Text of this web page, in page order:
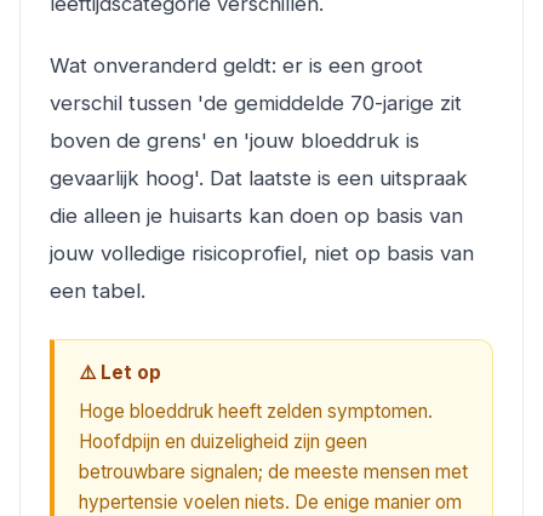
Wat onveranderd geldt: er is een groot
verschil tussen 'de gemiddelde 70-jarige zit
boven de grens' en 'jouw bloeddruk is
gevaarlijk hoog'. Dat laatste is een uitspraak
die alleen je huisarts kan doen op basis van
jouw volledige risicoprofiel, niet op basis van
een tabel.
⚠️ Let op
Hoge bloeddruk heeft zelden symptomen.
Hoofdpijn en duizeligheid zijn geen
betrouwbare signalen; de meeste mensen met
hypertensie voelen niets. De enige manier om